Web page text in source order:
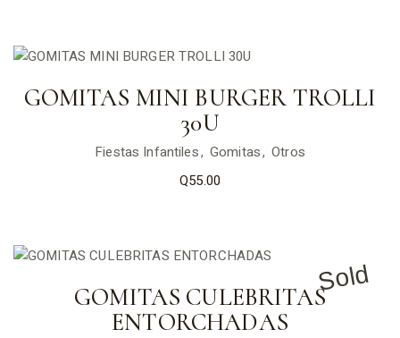
GOMITAS MINI BURGER TROLLI
30U
Fiestas Infantiles Gomitas Otros
Q55.00
Sold
GOMITAS CULEBRITAS
ENTORCHADAS